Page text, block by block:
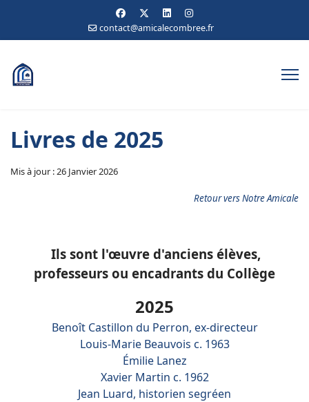
contact@amicalecombree.fr
Livres de 2025
Mis à jour : 26 Janvier 2026
Retour vers Notre Amicale
Ils sont l'œuvre d'anciens élèves,
professeurs ou encadrants du Collège
2025
Benoît Castillon du Perron, ex-directeur
Louis-Marie Beauvois c. 1963
Émilie Lanez
Xavier Martin c. 1962
Jean Luard, historien segréen